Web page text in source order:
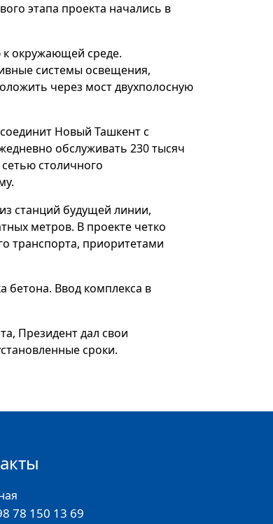
этапа проекта начались в
окружающей среде.
системы освещения,
через мост двухполосную
Новый Ташкент с
обслуживать 230 тысяч
столичного
станций будущей линии,
метров. В проекте четко
транспорта, приоритетами
бетона. Ввод комплекса в
Президент дал свои
сроки.
78 150 13 69